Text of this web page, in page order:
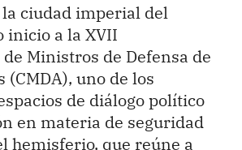
la ciudad imperial del
inicio a la XVII
Ministros de Defensa de
(CMDA), uno de los
de diálogo político
en materia de seguridad
hemisferio, que reúne a